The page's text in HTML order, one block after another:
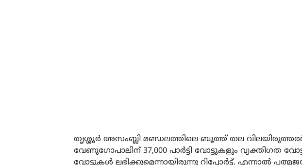
തൃശ്ശൂര്‍ അസംബ്ലി മണ്ഡലത്തിലെ ബൂത്ത് തല
വേണുഗോപാലിന് 37,000 പാര്‍ട്ടി വോട്ടുകളും വ്യക്തിഗത
വോട്ടുകള്‍ ലഭിക്കുമെന്നായിരുന്നു റിപ്പോര്‍ട്ട്. എന്നാല്‍